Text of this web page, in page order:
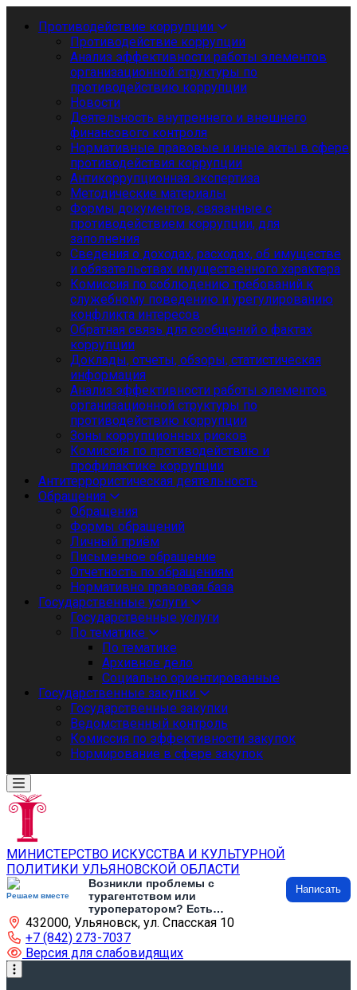
Противодействие коррупции
Противодействие коррупции
Анализ эффективности работы элементов
организационной структуры по
противодействию коррупции
Новости
Деятельность внутреннего и внешнего
финансового контроля
Нормативные правовые и иные акты в сфере
противодействия коррупции
Антикоррупционная экспертиза
Методические материалы
Формы документов, связанные с
противодействием коррупции, для
заполнения
Сведения о доходах, расходах, об имуществе
и обязательствах имущественного характера
Комиссия по соблюдению требований к
служебному поведению и урегулированию
конфликта интересов
Обратная связь для сообщений о фактах
коррупции
Доклады, отчеты, обзоры, статистическая
информация
Анализ эффективности работы элементов
организационной структуры по
противодействию коррупции
Зоны коррупционных рисков
Комиссия по противодействию и
профилактике коррупции
Антитеррористическая деятельность
Обращения
Обращения
Формы обращений
Личный приём
Письменное обращение
Отчетность по обращениям
Нормативно правовая база
Государственные услуги
Государственные услуги
По тематике
По тематике
Архивное дело
Социально ориентированные
Государственные закупки
Государственные закупки
Ведомственный контроль
Комиссия по эффективности закупок
Нормирование в сфере закупок
МИНИСТЕРСТВО ИСКУССТВА И КУЛЬТУРНОЙ
ПОЛИТИКИ УЛЬЯНОВСКОЙ ОБЛАСТИ
Решаем вместе
Возникли проблемы с
турагентством или
туроператором? Есть
предложения по развитию
туризма и туристической
инфраструктуры? Напишите об
этом
Написать
432000, Ульяновск, ул. Спасская 10
+7 (842) 273-7037
Версия для слабовидящих